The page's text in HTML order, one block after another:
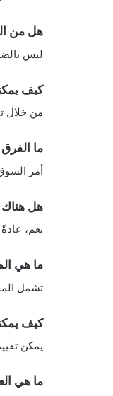
هل من
ليس
كيف
من خلال
ما
أمر
هل هناك
نعم،
ما هي
تشمل
كيف
يمكن
ما هي